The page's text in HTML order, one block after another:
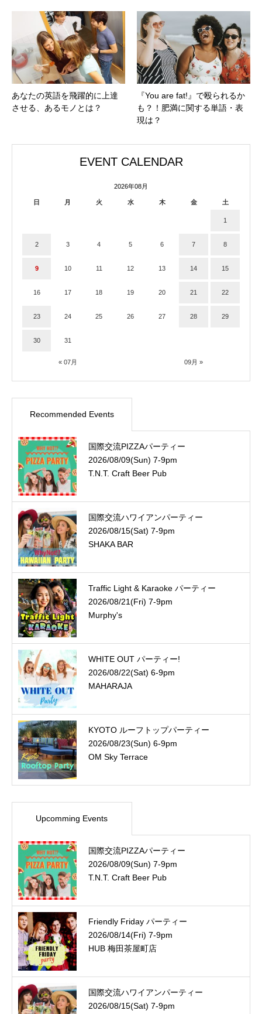
あなたの英語を飛躍的に上達
させる、あるモノとは？
『You are fat!』で殴られるか
も？！肥満に関する単語・表
現は？
EVENT CALENDAR
2026年08月
日 月 火 水 木 金 土
« 07月 09月 »
1
2 3 4 5 6 7 8
9 10 11 12 13 14 15
16 17 18 19 20 21 22
23 24 25 26 27 28 29
30 31
Recommended Events
国際交流PIZZAパーティー
2026/08/09(Sun) 7-9pm
T.N.T. Craft Beer Pub
国際交流ハワイアンパーティー
2026/08/15(Sat) 7-9pm
SHAKA BAR
Traffic Light & Karaoke パーティー
2026/08/21(Fri) 7-9pm
Murphy's
WHITE OUT パーティー!
2026/08/22(Sat) 6-9pm
MAHARAJA
KYOTO ルーフトップパーティー
2026/08/23(Sun) 6-9pm
OM Sky Terrace
Upcomming Events
国際交流PIZZAパーティー
2026/08/09(Sun) 7-9pm
T.N.T. Craft Beer Pub
Friendly Friday パーティー
2026/08/14(Fri) 7-9pm
HUB 梅田茶屋町店
国際交流ハワイアンパーティー
2026/08/15(Sat) 7-9pm